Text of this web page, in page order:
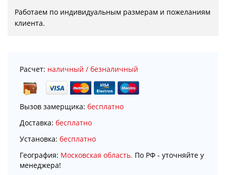
Работаем по индивидуальным размерам и пожеланиям
клиента.
Расчет: наличный / безналичный
Вызов замерщика: бесплатно
Доставка: бесплатно
Установка: бесплатно
География: Московская область. По РФ - уточняйте у
менеджера!